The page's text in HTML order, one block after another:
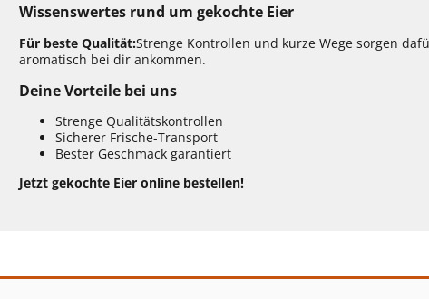
Wissenswertes rund um gekochte Eier
Für beste Qualität:Strenge Kontrollen und kurze Wege sorgen
aromatisch bei dir ankommen.
Deine Vorteile bei uns
Strenge Qualitätskontrollen
Sicherer Frische-Transport
Bester Geschmack garantiert
Jetzt gekochte Eier online bestellen!